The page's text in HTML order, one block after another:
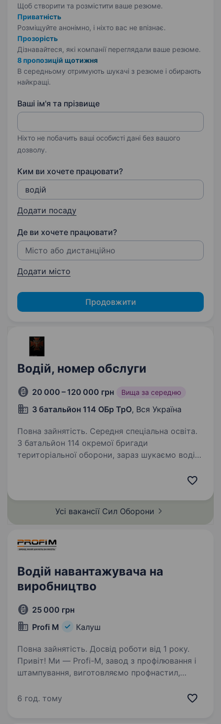
Щоб створити та розмістити ваше резюме.
Приватність
Розміщуйте анонімно, і ніхто вас не впізнає.
Прозорість
Дізнавайтеся, які компанії переглядали ваше резюме.
8 пропозицій щотижня
В середньому отримують шукачі з резюме і обирають
найкращі.
Ваші ім'я та прізвище
Ніхто не побачить ваші особисті дані без вашого
дозволу.
Ким ви хочете працювати?
Додати посаду
Де ви хочете працювати?
Додати місто
Продовжити
Водій, номер обслуги
20 000 – 120 000 грн Вища за середню
3 батальйон 114 ОБр ТрО, Вся Україна
Повна зайнятість. Середня спеціальна освіта.
3 батальйон 114 окремої бригади
територіальної оборони, зараз шукаємо водія,
до команди підрозділу батальйону; Обов«язки:
транспортування…
Усі вакансії Сил Оборони
Водій навантажувача на
виробництво
25 000 грн
Profi M
Калуш
Повна зайнятість. Досвід роботи від 1 року.
Привіт! Ми — Profi-M, завод з профілювання і
штампування, виготовляємо профнастил,
для гіпсокартонних конструкцій
6 год. тому